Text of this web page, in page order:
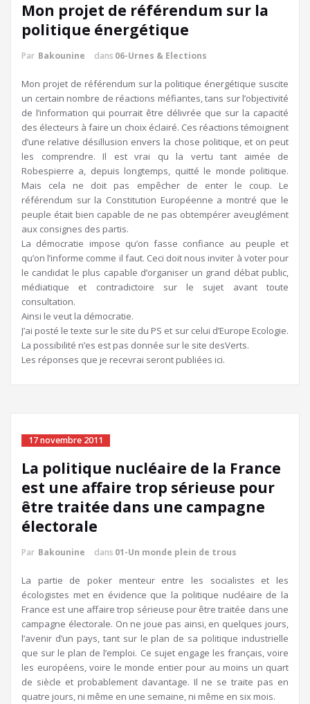
Mon projet de référendum sur la
politique énergétique
Par Bakounine dans 06-Urnes & Elections
Mon projet de référendum sur la politique énergétique suscite
un certain nombre de réactions méfiantes, tans sur l’objectivité
de l’information qui pourrait être délivrée que sur la capacité
des électeurs à faire un choix éclairé. Ces réactions témoignent
d’une relative désillusion envers la chose politique, et on peut
les comprendre. Il est vrai qu la vertu tant aimée de
Robespierre a, depuis longtemps, quitté le monde politique.
Mais cela ne doit pas empêcher de enter le coup. Le
référendum sur la Constitution Européenne a montré que le
peuple était bien capable de ne pas obtempérer aveuglément
aux consignes des partis.
La démocratie impose qu’on fasse confiance au peuple et
qu’on l’informe comme il faut. Ceci doit nous inviter à voter pour
le candidat le plus capable d’organiser un grand débat public,
médiatique et contradictoire sur le sujet avant toute
consultation.
Ainsi le veut la démocratie.
J’ai posté le texte sur le site du PS et sur celui d’Europe Ecologie.
La possibilité n’es est pas donnée sur le site desVerts.
Les réponses que je recevrai seront publiées ici.
17 novembre 2011
La politique nucléaire de la France
est une affaire trop sérieuse pour
être traitée dans une campagne
électorale
Par Bakounine dans 01-Un monde plein de trous
La partie de poker menteur entre les socialistes et les
écologistes met en évidence que la politique nucléaire de la
France est une affaire trop sérieuse pour être traitée dans une
campagne électorale. On ne joue pas ainsi, en quelques jours,
l’avenir d’un pays, tant sur le plan de sa politique industrielle
que sur le plan de l’emploi. Ce sujet engage les français, voire
les européens, voire le monde entier pour au moins un quart
de siècle et probablement davantage. Il ne se traite pas en
quatre jours, ni même en une semaine, ni même en six mois.